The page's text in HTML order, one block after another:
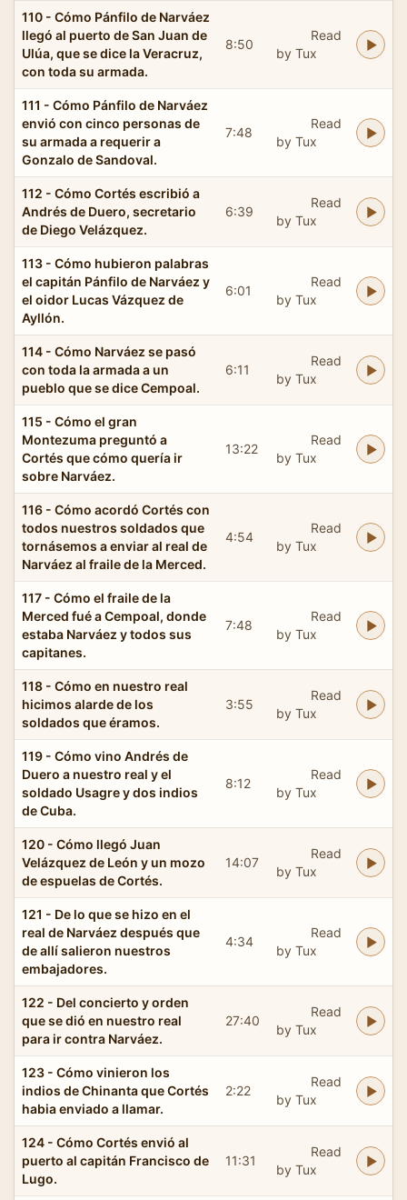
110 - Cómo Pánfilo de Narváez
llegó al puerto de San Juan de
Ulúa, que se dice la Veracruz,
con toda su armada.
8:50
Read
by Tux
111 - Cómo Pánfilo de Narváez
envió con cinco personas de
su armada a requerir a
Gonzalo de Sandoval.
7:48
Read
by Tux
112 - Cómo Cortés escribió a
Andrés de Duero, secretario
de Diego Velázquez.
6:39
Read
by Tux
113 - Cómo hubieron palabras
el capitán Pánfilo de Narváez y
el oidor Lucas Vázquez de
Ayllón.
6:01
Read
by Tux
114 - Cómo Narváez se pasó
con toda la armada a un
pueblo que se dice Cempoal.
6:11
Read
by Tux
115 - Cómo el gran
Montezuma preguntó a
Cortés que cómo quería ir
sobre Narváez.
13:22
Read
by Tux
116 - Cómo acordó Cortés con
todos nuestros soldados que
tornásemos a enviar al real de
Narváez al fraile de la Merced.
4:54
Read
by Tux
117 - Cómo el fraile de la
Merced fué a Cempoal, donde
estaba Narváez y todos sus
capitanes.
7:48
Read
by Tux
118 - Cómo en nuestro real
hicimos alarde de los
soldados que éramos.
3:55
Read
by Tux
119 - Cómo vino Andrés de
Duero a nuestro real y el
soldado Usagre y dos indios
de Cuba.
8:12
Read
by Tux
120 - Cómo llegó Juan
Velázquez de León y un mozo
de espuelas de Cortés.
14:07
Read
by Tux
121 - De lo que se hizo en el
real de Narváez después que
de allí salieron nuestros
embajadores.
4:34
Read
by Tux
122 - Del concierto y orden
que se dió en nuestro real
para ir contra Narváez.
27:40
Read
by Tux
123 - Cómo vinieron los
indios de Chinanta que Cortés
habia enviado a llamar.
2:22
Read
by Tux
124 - Cómo Cortés envió al
puerto al capitán Francisco de
Lugo.
11:31
Read
by Tux